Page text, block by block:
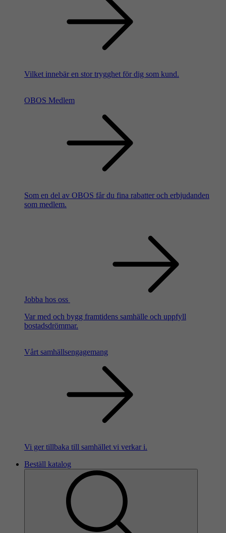
Vilket innebär en stor trygghet för dig som kund.
OBOS Medlem
Som en del av OBOS får du fina rabatter och erbjudanden
som medlem.
Jobba hos oss
Var med och bygg framtidens samhälle och uppfyll
bostadsdrömmar.
Vårt samhällsengagemang
Vi ger tillbaka till samhället vi verkar i.
Beställ katalog